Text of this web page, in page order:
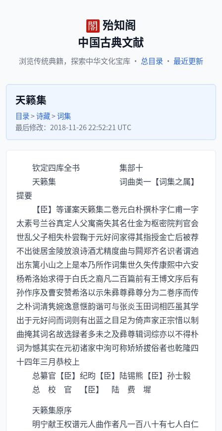
殆知阁
中国古典文献
浏览传统典籍， 探索中华文化宝库 · 总目录 · 最近更新
天籁集
目录>诗藏>词集
最后修改： 2018-11-26 22:52:21 UTC
钦定四库全书 集部十
天籁集 词曲类一【词集之属】
提要
【臣】等谨案天籁集二巻元白朴撰朴字仁甫一字
太素号兰谷真定人父寓斋失其名仕金为枢密院判官会
世乱父子相失朴尝鞠于元好问家得其指授金亡后被荐
不出徙居金陵放浪诗酒尤精度曲与闗郑齐名识者谓逈
出东篱小山之上是本乃所作词集世久失传康熙中六安
杨希洛始求得于白氏之裔凡二百篇前有王博文序后有
孙作序及曹安赞希洛以示朱彞尊彞尊分为二巻序而传
之朴词清隽婉逸意惬韵谐可与张炎玉田词相匹虽其学
出于元好问而词则有出蓝之目足为倚声家正宗惜以制
曲掩其词名故选録者多未之及彞尊辑词综亦以不得朴
词为憾其实在元初诸家中洵可称矫矫拔俗者也乾隆四
十四年三月恭校上
总纂官【臣】纪昀【臣】陆锡熊【臣】孙士毅
总 校 官 【臣】 陆 费 墀
天籁集原序
明宁献王权谱元人曲作者凡一百八十有七人白仁